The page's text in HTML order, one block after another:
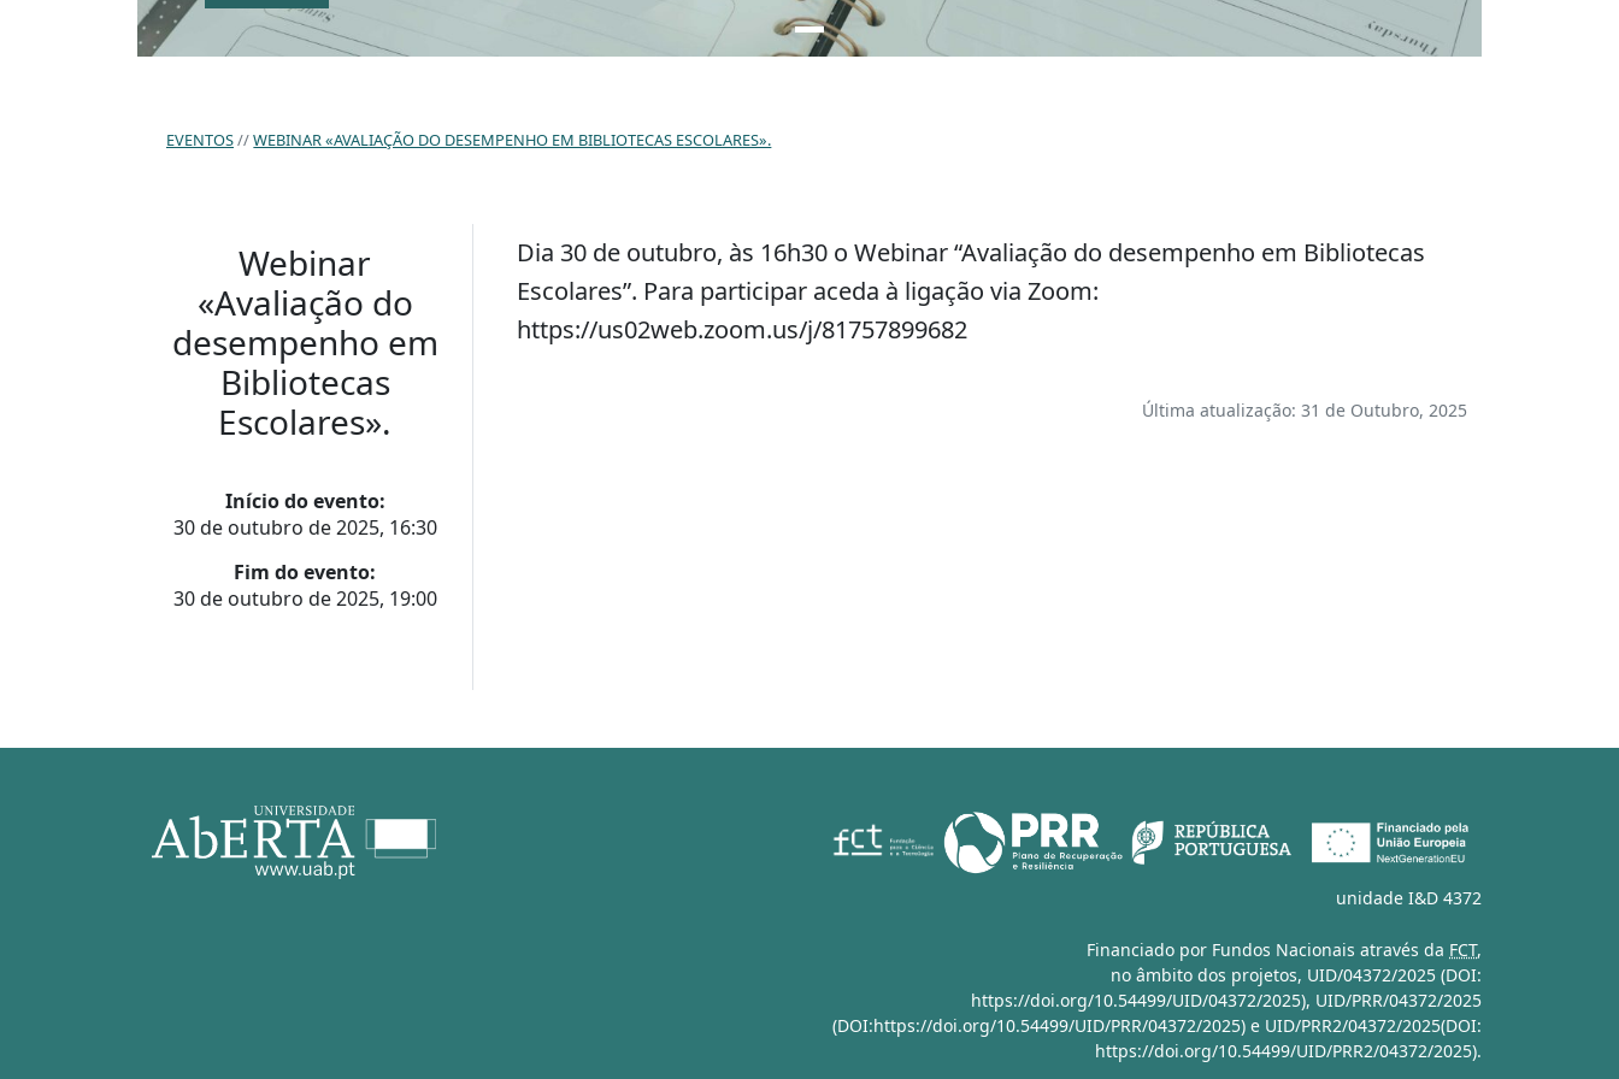
EVENTOS WEBINAR «AVALIAÇÃO DO DESEMPENHO EM BIBLIOTECAS ESCOLARES».
Webinar
«Avaliação do
desempenho em
Bibliotecas
Escolares».
Início do evento:
30 de outubro de 2025, 16:30
Fim do evento:
30 de outubro de 2025, 19:00
Dia 30 de outubro, às 16h30 o Webinar “Avaliação do desempenho em Bibliotecas
Escolares”. Para participar aceda à ligação via Zoom:
https://us02web.zoom.us/j/81757899682
Última atualização: 31 de Outubro, 2025
unidade I&D 4372
Financiado por Fundos Nacionais através da FCT,
no âmbito dos projetos, UID/04372/2025 (DOI:
https://doi.org/10.54499/UID/04372/2025), UID/PRR/04372/2025
(DOI:https://doi.org/10.54499/UID/PRR/04372/2025) e UID/PRR2/04372/2025(DOI:
https://doi.org/10.54499/UID/PRR2/04372/2025).